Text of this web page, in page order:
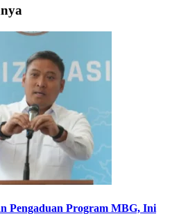
Pengaduan Program MBG, Ini